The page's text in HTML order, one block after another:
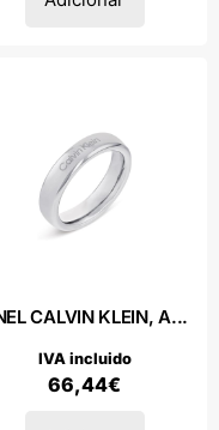
CALVIN KLEIN, A...
66,44€
IVA incluido